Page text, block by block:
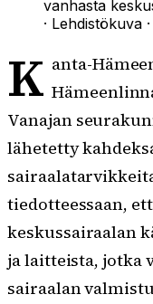
vanhasta
· Lehdistökuva ·
K anta-
Vanajan
lähetetty
tiedotteessaan,
keskussairaalan
ja laitteista, jotka
sairaalan